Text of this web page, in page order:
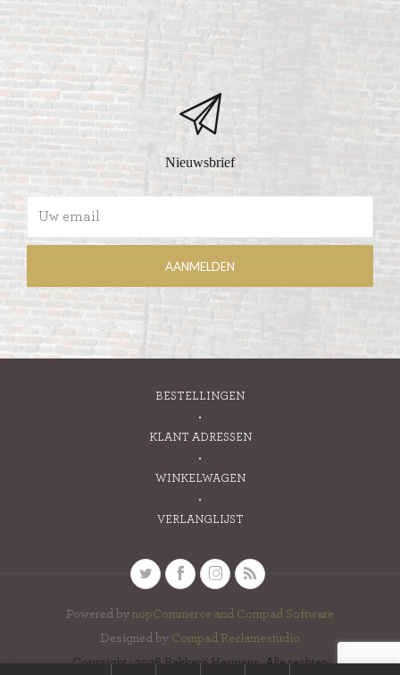
Nieuwsbrief
BESTELLINGEN
KLANT ADRESSEN
WINKELWAGEN
VERLANGLIJST
Powered by nopCommerce and Compad Software
Designed by Compad Reclamestudio
Copyright ; 2026 Bakkerij Hermans. Alle rechten